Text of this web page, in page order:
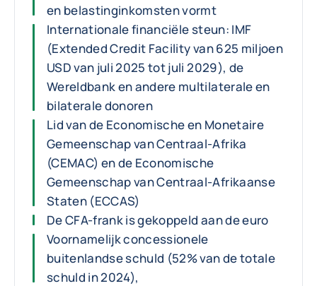
en belastinginkomsten vormt
Internationale financiële steun: IMF
(Extended Credit Facility van 625 miljoen
USD van juli 2025 tot juli 2029), de
Wereldbank en andere multilaterale en
bilaterale donoren
Lid van de Economische en Monetaire
Gemeenschap van Centraal-Afrika
(CEMAC) en de Economische
Gemeenschap van Centraal-Afrikaanse
Staten (ECCAS)
De CFA-frank is gekoppeld aan de euro
Voornamelijk concessionele
buitenlandse schuld (52% van de totale
schuld in 2024),